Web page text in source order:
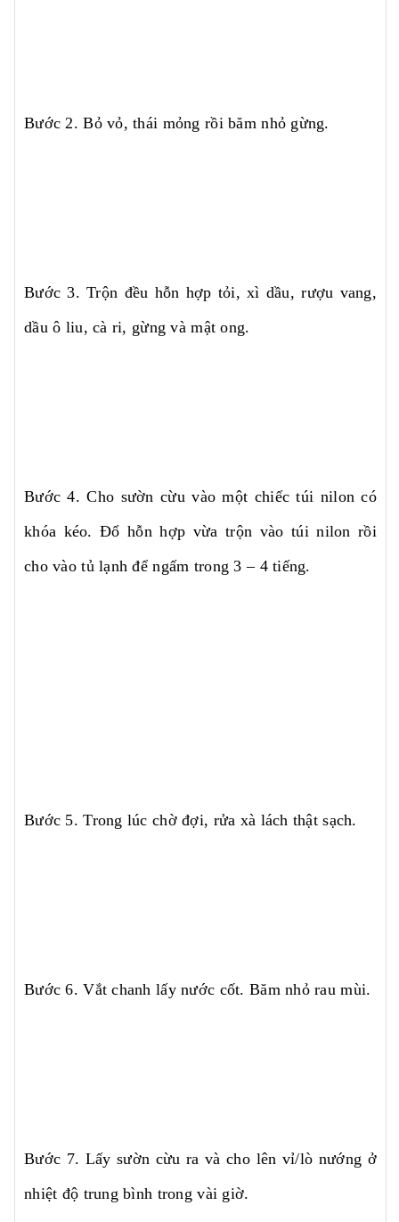
Bước 2. Bỏ vỏ, thái mỏng rồi băm nhỏ gừng.
Bước 3. Trộn đều hỗn hợp tỏi, xì dầu, rượu vang,
dầu ô liu, cà ri, gừng và mật ong.
Bước 4. Cho sườn cừu vào một chiếc túi nilon có
khóa kéo. Đổ hỗn hợp vừa trộn vào túi nilon rồi
cho vào tủ lạnh để ngấm trong 3 – 4 tiếng.
Bước 5. Trong lúc chờ đợi, rửa xà lách thật sạch.
Bước 6. Vắt chanh lấy nước cốt. Băm nhỏ rau mùi.
Bước 7. Lấy sườn cừu ra và cho lên vỉ/lò nướng ở
nhiệt độ trung bình trong vài giờ.